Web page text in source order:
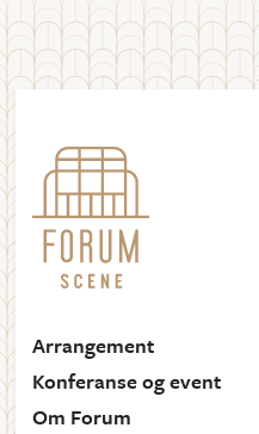
Arrangement
Konferanse og event
Om Forum